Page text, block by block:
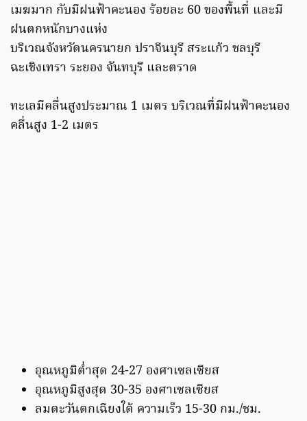
เมฆมาก กับมีฝนฟ้าคะนอง ร้อยละ 60 ของพื้นที่ และมี
ฝนตกหนักบางแห่ง
บริเวณจังหวัดนครนายก ปราจีนบุรี สระแก้ว ชลบุรี
ฉะเชิงเทรา ระยอง จันทบุรี และตราด
ทะเลมีคลื่นสูงประมาณ 1 เมตร บริเวณที่มีฝนฟ้าคะนอง
คลื่นสูง 1-2 เมตร
อุณหภูมิต่ำสุด 24-27 องศาเซลเซียส
อุณหภูมิสูงสุด 30-35 องศาเซลเซียส
ลมตะวันตกเฉียงใต้ ความเร็ว 15-30 กม./ชม.